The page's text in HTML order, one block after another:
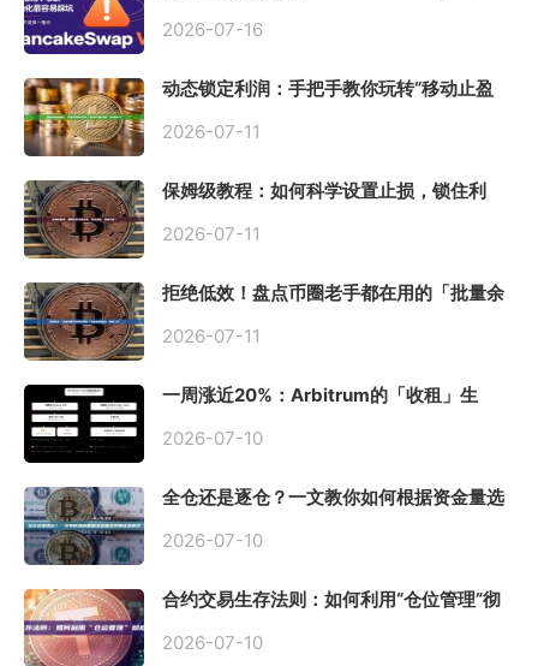
初始化
2026-07-16
动态锁定利润：手把手教你玩转“移动止盈
2026-07-11
保姆级教程：如何科学设置止损，锁住利
2026-07-11
拒绝低效！盘点币圈老手都在用的「批量余
2026-07-11
一周涨近20%：Arbitrum的「收租」生
2026-07-10
全仓还是逐仓？一文教你如何根据资金量选
2026-07-10
合约交易生存法则：如何利用“仓位管理”彻
2026-07-10